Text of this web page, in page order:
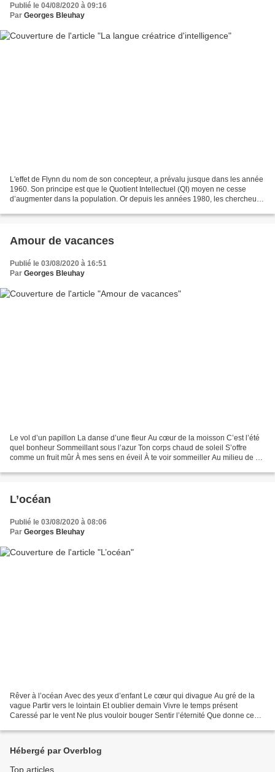
Publié le 04/08/2020 à 09:16
Par Georges Bleuhay
L'effet de Flynn du nom de son concepteur, a prévalu jusque dans les année
1960. Son principe est que le Quotient Intellectuel (QI) moyen ne cesse
d’augmenter dans la population. Or depuis les années 1980, les chercheurs
Amour de vacances
Publié le 03/08/2020 à 16:51
Par Georges Bleuhay
Le vol d’un papillon La danse d’une fleur Au cœur de la moisson C’est l’été
quel bonheur Sommeillant sous l’azur Ton corps chaud de soleil S’offre
comme un fruit mûr À mes sens en éveil À te voir sommeiller Au milieu de ce
L’océan
Publié le 03/08/2020 à 08:06
Par Georges Bleuhay
Rêver à l’océan Avec des yeux d’enfant Le cœur qui divague Au gré de la
vague Partir vers le lointain Et oublier demain Vivre le temps présent
Caressé par le vent Ne plus vouloir bouger Sentir l’éternité Que donne ce
Hébergé par Overblog
Top articles